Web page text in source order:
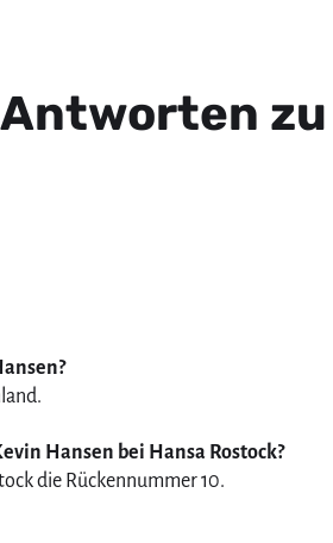
Hansen bei Hansa Rostock?
die Rückennummer 10.